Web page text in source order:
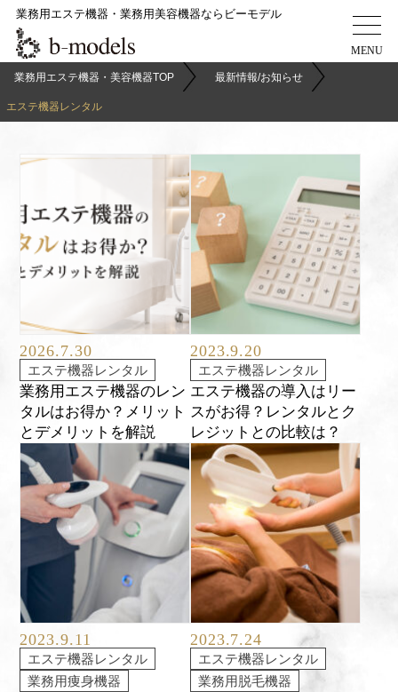
業務用エステ機器・業務用美容機器ならビーモデル
業務用エステ機器・美容機器TOP 最新情報/お知らせ
エステ機器レンタル
2026.7.30
エステ機器レンタル
業務用エステ機器のレン
タルはお得か？メリット
とデメリットを解説
2023.9.20
エステ機器レンタル
エステ機器の導入はリー
スがお得？レンタルとク
レジットとの比較は？
2023.9.11
エステ機器レンタル
業務用痩身機器
2023.7.24
エステ機器レンタル
業務用脱毛機器